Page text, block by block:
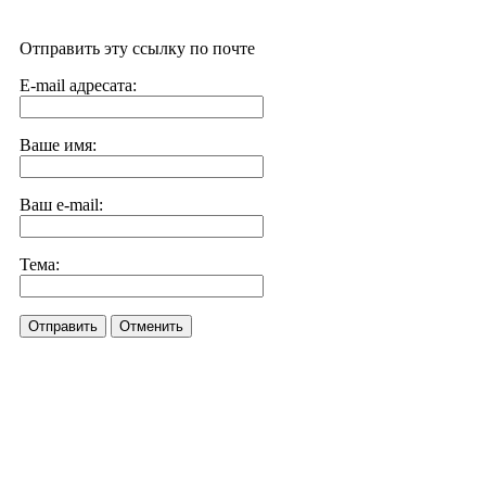
Отправить эту ссылку по почте
E-mail адресата:
Ваше имя:
Ваш e-mail:
Тема:
Отправить Отменить